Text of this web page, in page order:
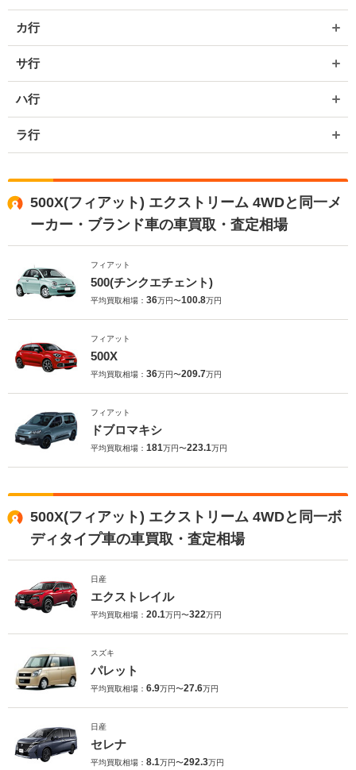
カ行
サ行
ハ行
ラ行
500X(フィアット) エクストリーム 4WDと同一メ
ーカー・ブランド車の車買取・査定相場
フィアット
500(チンクエチェント)
平均買取相場： 36万円〜100.8万円
フィアット
500X
平均買取相場： 36万円〜209.7万円
フィアット
ドブロマキシ
平均買取相場： 181万円〜223.1万円
500X(フィアット) エクストリーム 4WDと同一ボ
ディタイプ車の車買取・査定相場
日産
エクストレイル
平均買取相場： 20.1万円〜322万円
スズキ
パレット
平均買取相場： 6.9万円〜27.6万円
日産
セレナ
平均買取相場： 8.1万円〜292.3万円